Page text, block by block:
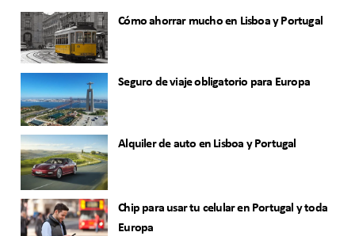
Cómo ahorrar mucho en Lisboa y Portugal
Seguro de viaje obligatorio para Europa
Alquiler de auto en Lisboa y Portugal
Chip para usar tu celular en Portugal y toda
Europa